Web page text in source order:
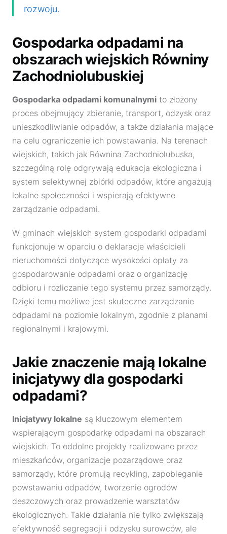
rozwoju.
Gospodarka odpadami na
obszarach wiejskich Równiny
Zachodniolubuskiej
Gospodarka odpadami komunalnymi to złożony
proces obejmujący zbieranie, transport, odzysk oraz
unieszkodliwianie odpadów, a także działania mające
na celu ograniczenie ich powstawania. Na terenach
wiejskich, takich jak Równina Zachodniolubuska,
szczególną rolę odgrywają edukacja ekologiczna i
system selektywnej zbiórki odpadów, które angażują
lokalne społeczności i wspierają efektywne
zarządzanie odpadami.
W gminach wiejskich system gospodarki odpadami
funkcjonuje w oparciu o deklaracje właścicieli
nieruchomości dotyczące wysokości opłaty za
gospodarowanie odpadami oraz o organizację
odbioru i rozliczanie tego systemu przez samorządy.
Dzięki temu możliwe jest skuteczne zarządzanie
odpadami na poziomie lokalnym, zgodnie z planami
regionalnymi i krajowymi.
Jakie znaczenie mają lokalne
inicjatywy dla gospodarki
odpadami?
Inicjatywy lokalne są kluczowym elementem
wspierającym gospodarkę odpadami na obszarach
wiejskich. To oddolne projekty realizowane przez
mieszkańców, organizacje pozarządowe oraz
samorządy, które promują recykling, zapobieganie
powstawaniu odpadów, tworzenie ogrodów
deszczowych oraz prowadzenie warsztatów
ekologicznych. Takie działania nie tylko zwiększają
efektywność segregacji i odzysku surowców, ale